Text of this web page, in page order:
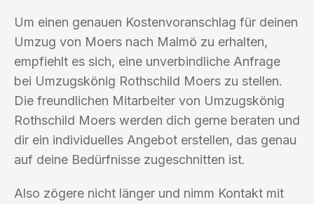
Um einen genauen Kostenvoranschlag für deinen
Umzug von Moers nach Malmö zu erhalten,
empfiehlt es sich, eine unverbindliche Anfrage
bei Umzugskönig Rothschild Moers zu stellen.
Die freundlichen Mitarbeiter von Umzugskönig
Rothschild Moers werden dich gerne beraten und
dir ein individuelles Angebot erstellen, das genau
auf deine Bedürfnisse zugeschnitten ist.
Also zögere nicht länger und nimm Kontakt mit